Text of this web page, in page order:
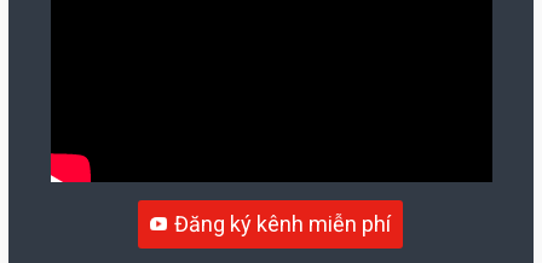
Đăng ký kênh miễn phí